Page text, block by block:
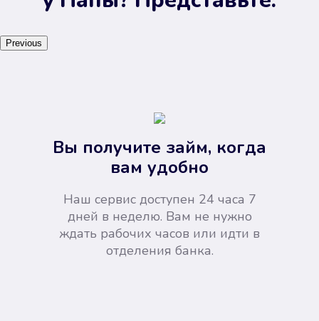
Previous
Вы получите займ, когда
вам удобно
Наш сервис доступен 24 часа 7
дней в неделю. Вам не нужно
ждать рабочих часов или идти в
отделения банка.